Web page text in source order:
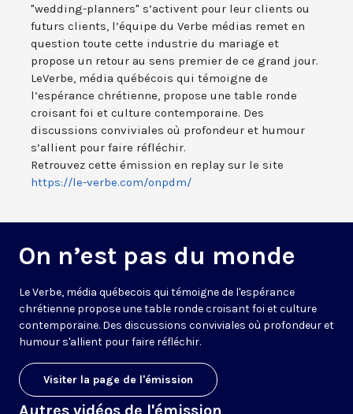
"wedding-planners" s’activent pour leur clients ou
futurs clients, l’équipe du Verbe médias remet en
question toute cette industrie du mariage et
propose un retour au sens premier de ce grand jour.
LeVerbe, média québécois qui témoigne de
l’espérance chrétienne, propose une table ronde
croisant foi et culture contemporaine. Des
discussions conviviales où profondeur et humour
s’allient pour faire réfléchir.
Retrouvez cette émission en replay sur le site
https://le-verbe.com/onpdm/
On n’est pas du monde
Le Verbe, média québecois qui témoigne de l'espérance
chrétienne propose une table ronde croisant foi et culture
contemporaine. Des discussions conviviales où profondeur et
humour s'allient pour faire réfléchir.
Visiter la page de l'émission